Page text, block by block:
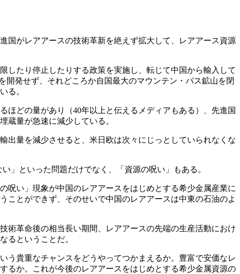
国がレアアースの技術革新を絶えず拡大して、レアアース資源
したり停止したりする政策を実施し、転じて中国から輸入して
開発せず、それどころか自国最大のマウンテン ・ パス鉱山を閉
る。
ほどの量があり（40年以上と伝えるメディアもある）、先進国
蔵量が急速に減少している。
出量を減少させると、米日欧は次々にじっとしていられなくな
」といった問題だけでなく、「資源の呪い」もある。
呪い」現象が中国のレアアースをはじめとする希少金属産業に
ことができず、そのせいで中国のレアアースは中東の石油のよ
術革命後の相当長い期間、レアアースの先端の生産活動におけ
るということだ。
う貴重なチャンスをどうやってつかまえるか。豊富で安価なレ
るか。これが今後のレアアースをはじめとする希少金属資源の